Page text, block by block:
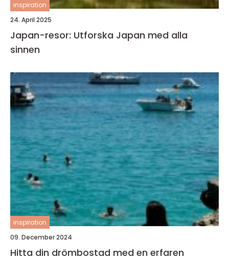
inspiration
24. April 2025
Japan-resor: Utforska Japan med alla
sinnen
inspiration
09. December 2024
Hitta din drömbostad med en erfaren